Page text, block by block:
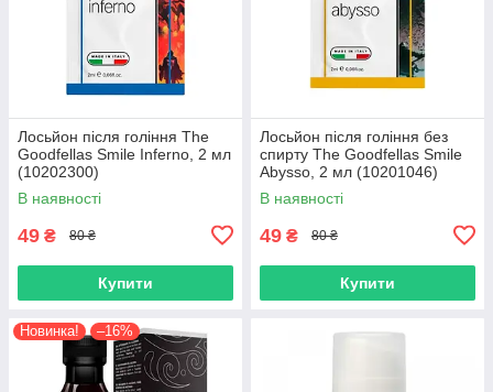
Лосьйон після гоління The
Goodfellas Smile Inferno, 2 мл
(10202300)
В наявності
49 ₴ 80 ₴
Купити
Лосьйон після гоління без
спирту The Goodfellas Smile
Abysso, 2 мл (10201046)
В наявності
49 ₴ 80 ₴
Купити
Новинка! –16%